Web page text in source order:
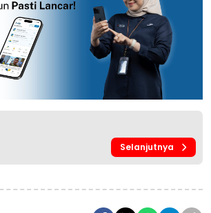
Selanjutnya